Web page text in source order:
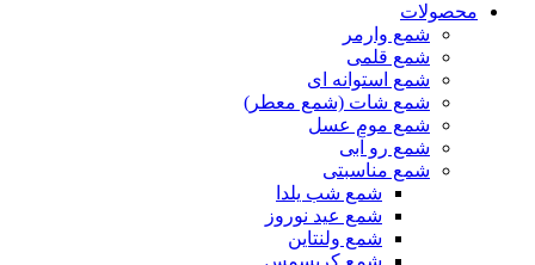
محصولات
شمع وارمر
شمع قلمی
شمع استوانه ای
شمع شات (شمع معطر)
شمع موم عسل
شمع رو آبی
شمع مناسبتی
شمع شب یلدا
شمع عید نوروز
شمع ولنتاین